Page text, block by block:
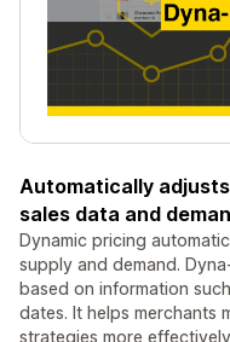
Automatically
sales data and
Dynamic pricing
supply and demand.
based on information
dates. It helps merchants
strategies more